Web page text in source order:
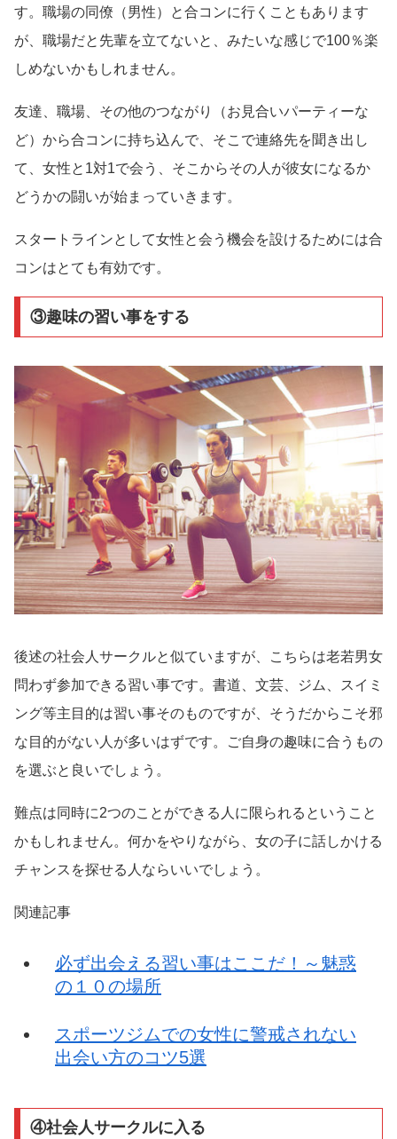
す。職場の同僚（男性）と合コンに行くこともあります
が、職場だと先輩を立てないと、みたいな感じで100％楽
しめないかもしれません。
友達、職場、その他のつながり（お見合いパーティーな
ど）から合コンに持ち込んで、そこで連絡先を聞き出し
て、女性と1対1で会う、そこからその人が彼女になるか
どうかの闘いが始まっていきます。
スタートラインとして女性と会う機会を設けるためには合
コンはとても有効です。
③趣味の習い事をする
後述の社会人サークルと似ていますが、こちらは老若男女
問わず参加できる習い事です。書道、文芸、ジム、スイミ
ング等主目的は習い事そのものですが、そうだからこそ邪
な目的がない人が多いはずです。ご自身の趣味に合うもの
を選ぶと良いでしょう。
難点は同時に2つのことができる人に限られるということ
かもしれません。何かをやりながら、女の子に話しかける
チャンスを探せる人ならいいでしょう。
関連記事
必ず出会える習い事はここだ！～魅惑
の１０の場所
スポーツジムでの女性に警戒されない
出会い方のコツ5選
④社会人サークルに入る